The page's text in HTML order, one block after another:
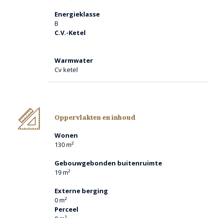
Heeft u interesse ?
Neem telefonisch of via mail contact op met Makelaardij
Deze informatie is door ons met de nodige zorgvuldigheid
samengesteld. Onzerzijds wordt echter geen enkele
Alle opgegeven maten en oppervlakten zijn indicatief.
Eventuele bijgesloten plattegrond-tekeningen zijn ter
indicatie en kunnen afwijken van de werkelijke situatie.
Energieklasse
B
C.V.-Ketel
Warmwater
Cv ketel
Oppervlakten en inhoud
Wonen
130 m²
Gebouwgebonden buitenruimte
19 m²
Externe berging
0 m²
Perceel